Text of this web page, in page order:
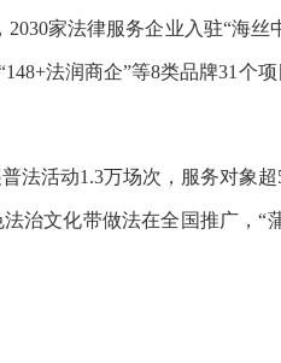
家法律服务企业入驻“海丝
法润商企”等8类品牌31个
法活动1.3万场次，服务对象
治文化带做法在全国推广，“